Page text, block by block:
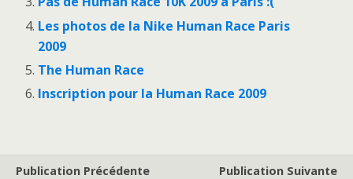
Les photos de la Nike Human Race Paris
2009
The Human Race
Inscription pour la Human Race 2009
Publication Précédente
Publication Suivante